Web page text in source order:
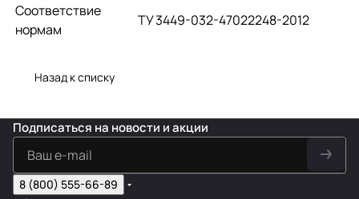
Соответствие
нормам
ТУ 3449-032-47022248-2012
Назад к списку
Подписаться на новости и акции
8 (800) 555-66-89